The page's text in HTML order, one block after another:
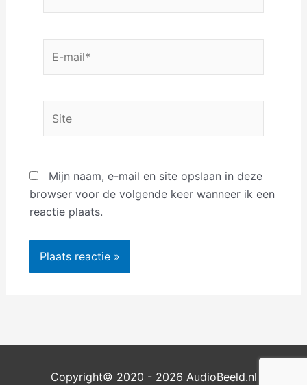
mail*
Mijn naam, e-mail en site opslaan in deze
browser voor de volgende keer wanneer ik een
reactie plaats.
Copyright© 2020 - 2026 AudioBeeld.nl